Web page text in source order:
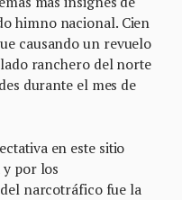
himno nacional. Cien
causando un revuelo
ranchero del norte
durante el mes de
en este sitio
por los
narcotráfico fue la